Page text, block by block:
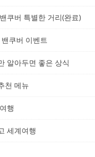
쿠버 특별한 거리(완료)
쿠버 이벤트
알아두면 좋은 상식
천 메뉴
행
세계여행